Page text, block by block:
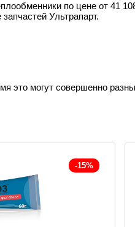
по цене от 41
Ультрапарт.
это могут совершенно
-15%